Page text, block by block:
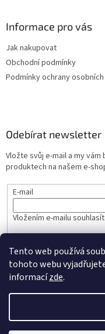
Tento web používá
tohoto webu
informacízde.
Informace pro vás
Jak nakupovat
Obchodní podmínky
Podmínky ochrany osobních
Odebírat newsletter
Vložte svůj e-mail a my
produktech na našem e-
E-mail
Vložením e-mailu
PŘIHLÁSIT SE